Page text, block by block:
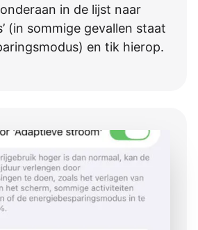
onderaan in de lijst naar
(in sommige gevallen staat
en tik hierop.